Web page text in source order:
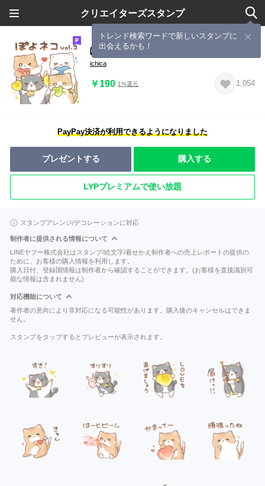
クリエイターズスタンプ
トレンド検索ワードで新しいスタンプに
出会えるかも！
ぽよネコ vol.2 ( 気持ちを伝えちゃう )
ichica
￥190 1%還元 1,054
PayPay決済が利用できるようになりました
プレゼントする 購入する
LYPプレミアムで使い放題
スタンプアレンジ/デコレーションに対応
制作者に提供される情報について
LINEヤフー株式会社はスタンプ/絵文字/着せかえ制作者への売上レポートの提供の
ために、お客様の購入情報を利用します。
購入日付、登録国情報は制作者から確認することができます。(お客様を直接識別可
能な情報は含まれません)
対応機能について
著作者の意向により非対応になる可能性があります。購入後のキャンセルはできま
せん。
スタンプをタップするとプレビューが表示されます。